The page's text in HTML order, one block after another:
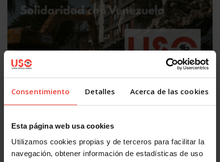
Consentimiento Detalles Acerca de las cookies
Esta página web usa cookies
Utilizamos cookies propias y de terceros para facilitar la
navegación, obtener información de estadísticas de uso
Internacional
USO traslada su solidaridad con las víctimas de los
terremotos de Venezuela